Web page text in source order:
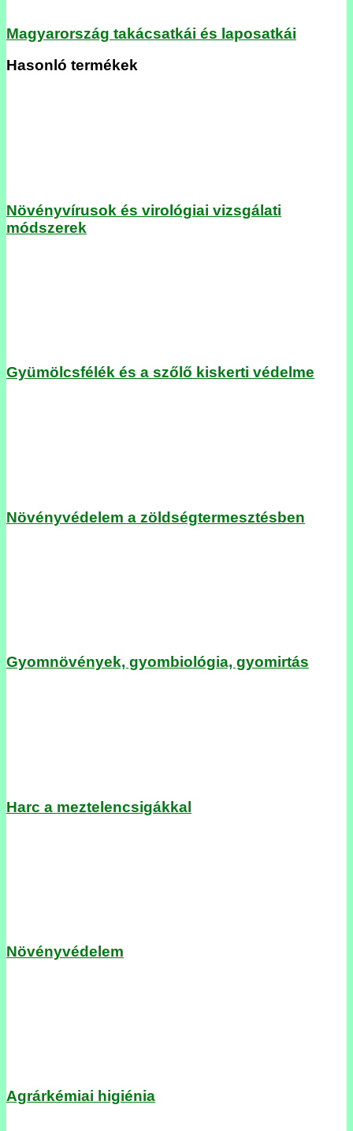
Magyarország takácsatkái és laposatkái
Hasonló termékek
Növényvírusok és virológiai vizsgálati
módszerek
Gyümölcsfélék és a szőlő kiskerti védelme
Növényvédelem a zöldségtermesztésben
Gyomnövények, gyombiológia, gyomirtás
Harc a meztelencsigákkal
Növényvédelem
Agrárkémiai higiénia